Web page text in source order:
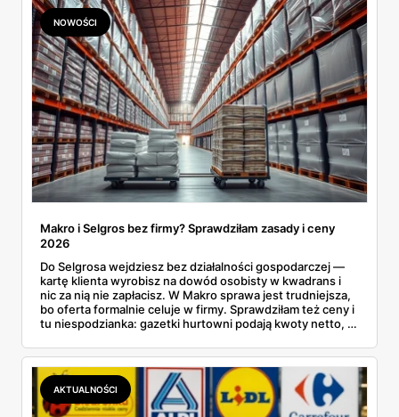
NOWOŚCI
Makro i Selgros bez firmy? Sprawdziłam zasady i ceny
2026
Do Selgrosa wejdziesz bez działalności gospodarczej —
kartę klienta wyrobisz na dowód osobisty w kwadrans i
nic za nią nie zapłacisz. W Makro sprawa jest trudniejsza,
bo oferta formalnie celuje w firmy. Sprawdziłam też ceny i
tu niespodzianka: gazetki hurtowni podają kwoty netto, a
zawsze wygrywa — ta sama kawa ziarnista kosztuje w
Makro ponad dwa razy więcej niż w weekendowej
promocji dyskontu.
AKTUALNOŚCI